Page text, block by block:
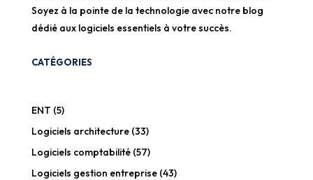
Soyez à la pointe de la technologie avec notre blog
dédié aux logiciels essentiels à votre succès.
CATÉGORIES
ENT (5)
Logiciels architecture(33)
Logiciels comptabilité(57)
Logiciels gestion entreprise(43)